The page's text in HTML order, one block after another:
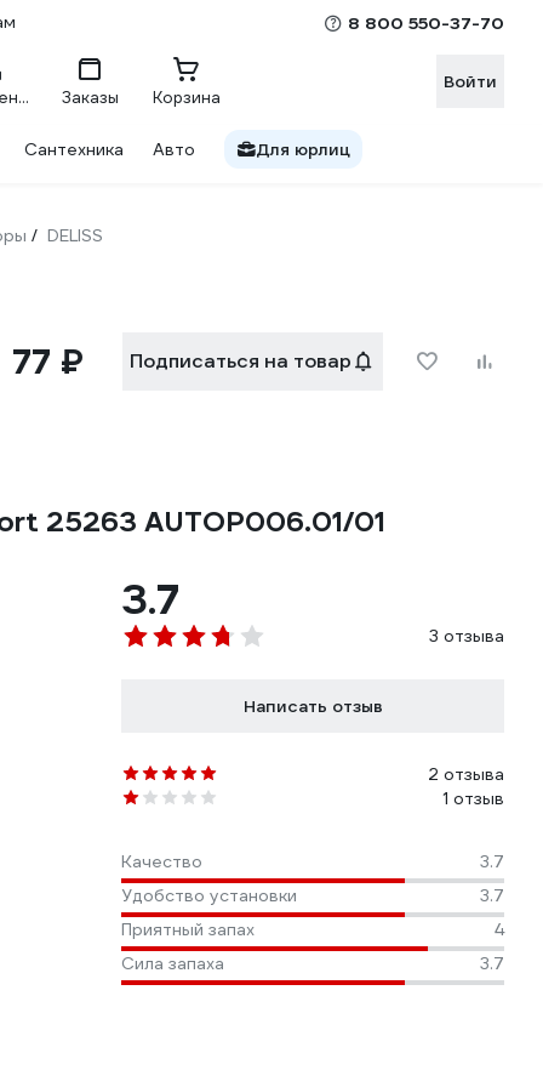
8 800 550-37-70
Сравнение Заказы Корзина
Войти
Сантехника Авто Для юрлиц
/ DELISS
77 ₽ Подписаться на товар
25263 AUTOP006.01/01
3.7
3 отзыва
Написать отзыв
2 отзыва
1 отзыв
Качество
3.7
Удобство установки
3.7
Приятный запах
4
Сила запаха
3.7